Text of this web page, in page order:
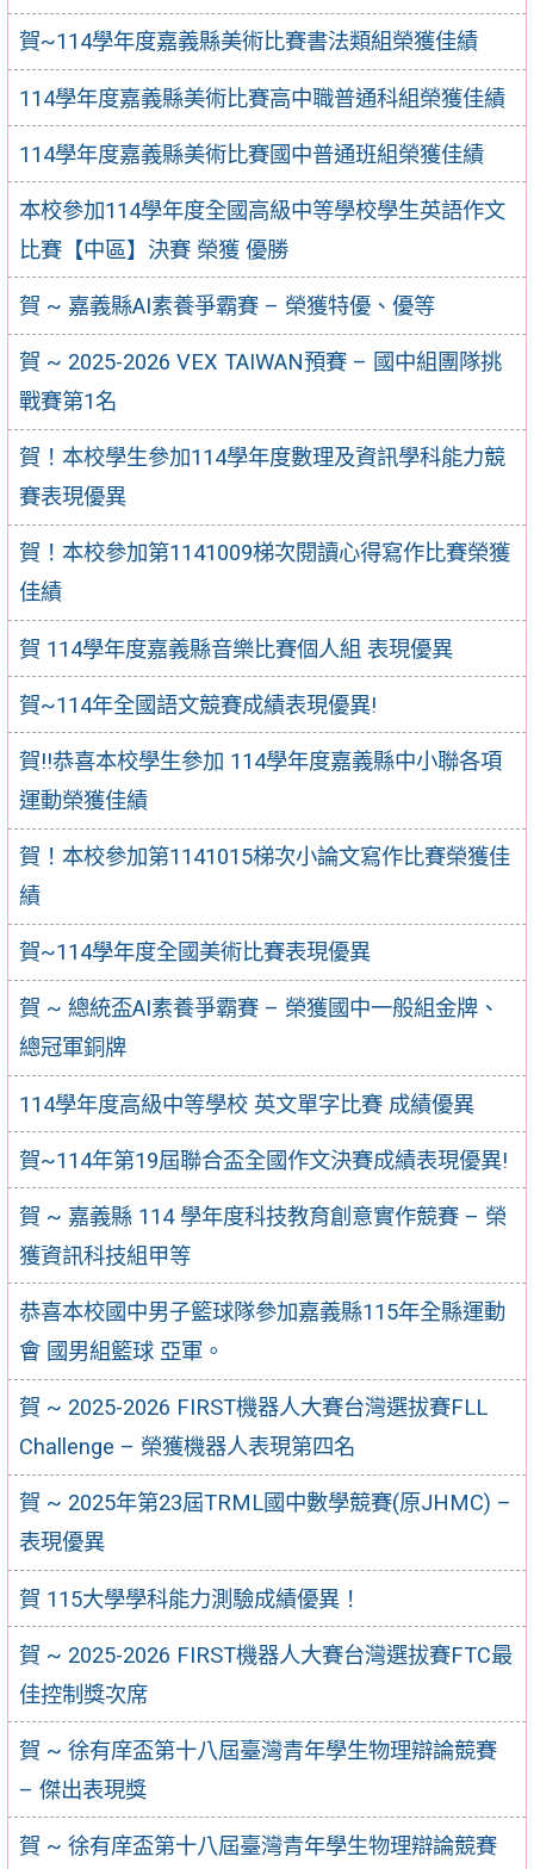
賀~114學年度嘉義縣美術比賽書法類組榮獲佳績
114學年度嘉義縣美術比賽高中職普通科組榮獲佳績
114學年度嘉義縣美術比賽國中普通班組榮獲佳績
本校參加114學年度全國高級中等學校學生英語作文
比賽【中區】決賽 榮獲 優勝
賀 ~ 嘉義縣AI素養爭霸賽 – 榮獲特優、優等
賀 ~ 2025-2026 VEX TAIWAN預賽 – 國中組團隊挑
戰賽第1名
賀！本校學生參加114學年度數理及資訊學科能力競
賽表現優異
賀！本校參加第1141009梯次閱讀心得寫作比賽榮獲
佳績
賀 114學年度嘉義縣音樂比賽個人組 表現優異
賀~114年全國語文競賽成績表現優異!
賀!!恭喜本校學生參加 114學年度嘉義縣中小聯各項
運動榮獲佳績
賀！本校參加第1141015梯次小論文寫作比賽榮獲佳
績
賀~114學年度全國美術比賽表現優異
賀 ~ 總統盃AI素養爭霸賽 – 榮獲國中一般組金牌、
總冠軍銅牌
114學年度高級中等學校 英文單字比賽 成績優異
賀~114年第19屆聯合盃全國作文決賽成績表現優異!
賀 ~ 嘉義縣 114 學年度科技教育創意實作競賽 – 榮
獲資訊科技組甲等
恭喜本校國中男子籃球隊參加嘉義縣115年全縣運動
會 國男組籃球 亞軍。
賀 ~ 2025-2026 FIRST機器⼈⼤賽台灣選拔賽FLL
Challenge – 榮獲機器人表現第四名
賀 ~ 2025年第23屆TRML國中數學競賽(原JHMC) –
表現優異
賀 115大學學科能力測驗成績優異！
賀 ~ 2025-2026 FIRST機器⼈⼤賽台灣選拔賽FTC最
佳控制獎次席
賀 ~ 徐有庠盃第十八屆臺灣青年學生物理辯論競賽
– 傑出表現獎
賀 ~ 徐有庠盃第十八屆臺灣青年學生物理辯論競賽